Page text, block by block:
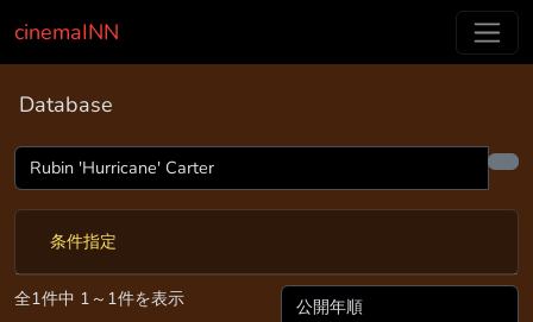
cinemaINN
Database
条件指定
全1件中 1～1件を表示